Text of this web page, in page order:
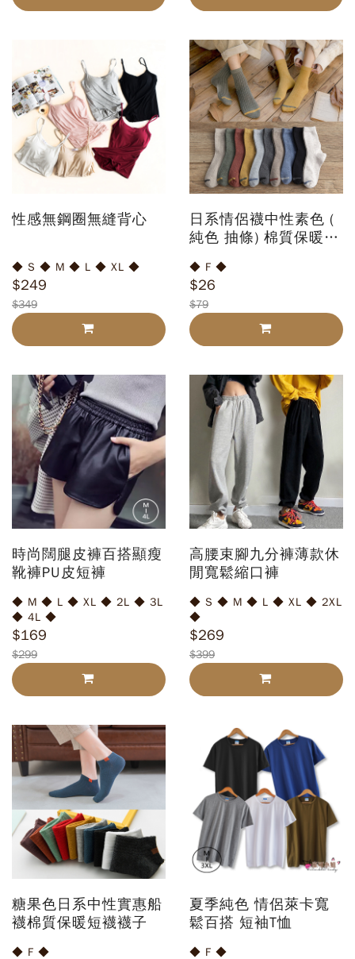
性感無鋼圈無縫背心
◆ S ◆ M ◆ L ◆ XL ◆
$249
$349
日系情侶襪中性素色 (
純色 抽條) 棉質保暖中
◆ F ◆
$26
$79
時尚闊腿皮褲百搭顯瘦
靴褲PU皮短褲
◆ M ◆ L ◆ XL ◆ 2L ◆ 3L
◆ 4L ◆
$169
$299
高腰束腳九分褲薄款休
閒寬鬆縮口褲
◆ S ◆ M ◆ L ◆ XL ◆ 2XL
◆
$269
$399
糖果色日系中性實惠船
襪棉質保暖短襪襪子
◆ F ◆
夏季純色 情侶萊卡寬
鬆百搭 短袖T恤
◆ F ◆